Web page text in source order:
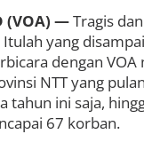
(VOA) —Tragis
yang
dengan VOA
NTT yang
tahun ini saja,
67 korban.